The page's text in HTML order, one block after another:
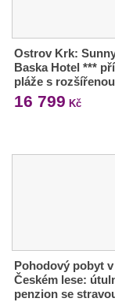
Ostrov Krk:
Baska Hotel ***
pláže s
16 799 Kč
Pohodový pobyt v
Českém lese:
penzion se